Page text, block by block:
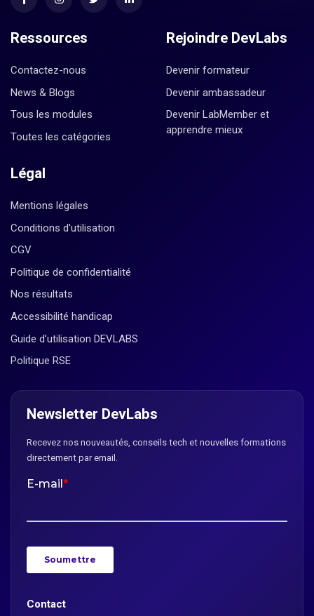
Ressources
Contactez-nous
News & Blogs
Tous les modules
Toutes les catégories
Rejoindre DevLabs
Devenir formateur
Devenir ambassadeur
Devenir LabMember et
apprendre mieux
Légal
Mentions légales
Conditions d'utilisation
CGV
Politique de confidentialité
Nos résultats
Accessibilité handicap
Guide d’utilisation DEVLABS
Politique RSE
Newsletter DevLabs
Recevez nos nouveautés, conseils tech et nouvelles formations
directement par email.
Contact